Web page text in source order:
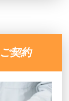
契約